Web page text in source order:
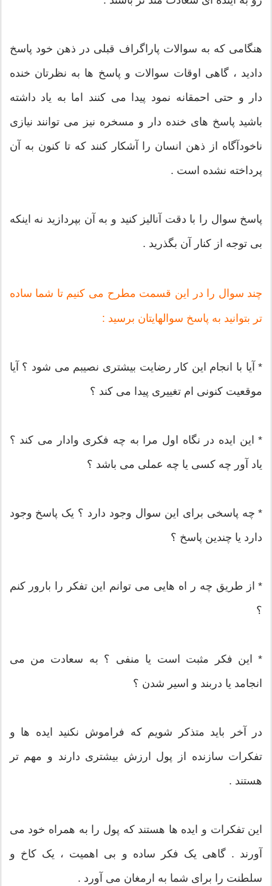
هنگامی که به سوالات پاراگراف قبلی در ذهن خود پاسخ
دادید ، گاهی اوقات سوالات و پاسخ ها به نظرتان خنده
دار و حتی احمقانه نمود پیدا می کنند اما به یاد داشته
باشید پاسخ های خنده دار و مسخره نیز می توانند نیازی
ناخودآگاه از ذهن انسان را آشکار کنند که تا کنون به آن
پرداخته نشده است .
پاسخ سوال را با دقت آنالیز کنید و به آن بپردازید نه اینکه
بی توجه از کنار آن بگذرید .
چند سوال را در این قسمت مطرح می کنیم تا شما ساده
تر بتوانید به پاسخ سوالهایتان برسید :
* آیا با انجام این کار رضایت بیشتری نصیبم می شود ؟ آیا
موقعیت کنونی ام تغییری پیدا می کند ؟
* این ایده در نگاه اول مرا به چه فکری وادار می کند ؟
یاد آور چه کسی یا چه عملی می باشد ؟
* چه پاسخی برای این سوال وجود دارد ؟ یک پاسخ وجود
دارد یا چندین پاسخ ؟
* از طریق چه ر اه هایی می توانم این تفکر را بارور کنم
؟
* این فکر مثبت است یا منفی ؟ به سعادت من می
انجامد یا دربند و اسیر شدن ؟
در آخر باید متذکر شویم که فراموش نکنید ایده ها و
تفکرات سازنده از پول ارزش بیشتری دارند و مهم تر
هستند .
این تفکرات و ایده ها هستند که پول را به همراه خود می
آورند . گاهی یک فکر ساده و بی اهمیت ، یک کاخ و
سلطنت را برای شما به ارمغان می آورد .